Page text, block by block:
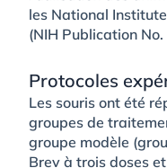
les National
(NIH Publication
Protocoles
Les souris ont été
groupes de
groupe modèle
Brev à trois doses